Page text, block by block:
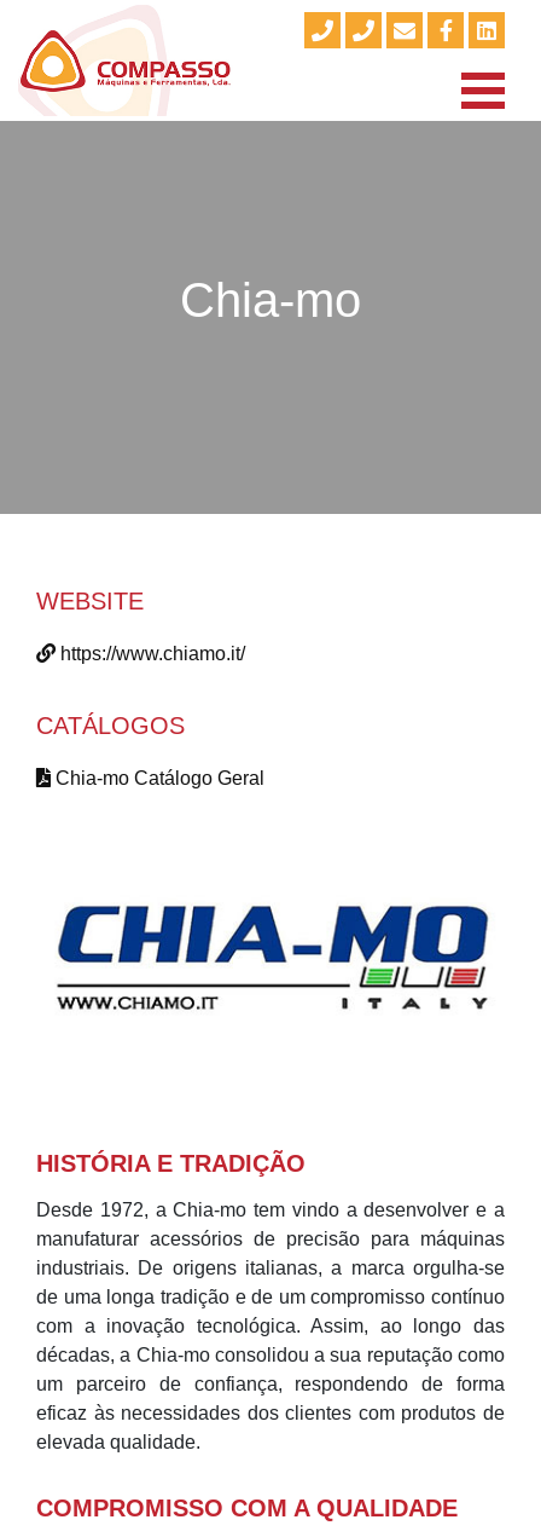
Chia-mo
WEBSITE
https://www.chiamo.it/
CATÁLOGOS
Chia-mo Catálogo Geral
HISTÓRIA E TRADIÇÃO
Desde 1972, a Chia-mo tem vindo a desenvolver e a
manufaturar acessórios de precisão para máquinas
industriais. De origens italianas, a marca orgulha-se
de uma longa tradição e de um compromisso contínuo
com a inovação tecnológica. Assim, ao longo das
décadas, a Chia-mo consolidou a sua reputação como
um parceiro de confiança, respondendo de forma
eficaz às necessidades dos clientes com produtos de
elevada qualidade.
COMPROMISSO COM A QUALIDADE